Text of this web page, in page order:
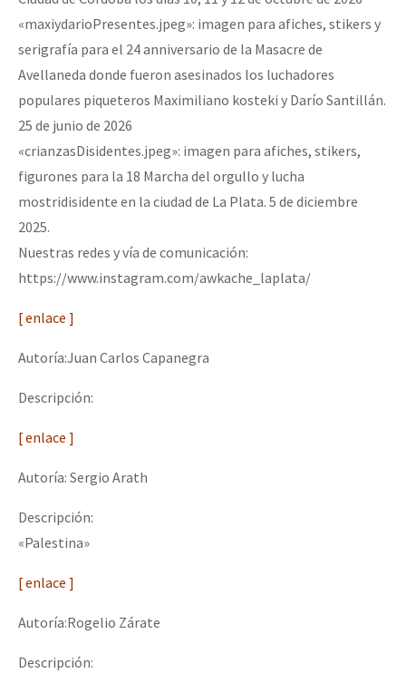
«maxiydarioPresentes.jpeg»: imagen para afiches, stikers y
serigrafía para el 24 anniversario de la Masacre de
Avellaneda donde fueron asesinados los luchadores
populares piqueteros Maximiliano kosteki y Darío Santillán.
25 de junio de 2026
«crianzasDisidentes.jpeg»: imagen para afiches, stikers,
figurones para la 18 Marcha del orgullo y lucha
mostridisidente en la ciudad de La Plata. 5 de diciembre
2025.
Nuestras redes y vía de comunicación:
https://www.instagram.com/awkache_laplata/
[ enlace ]
Autoría:Juan Carlos Capanegra
Descripción:
[ enlace ]
Autoría: Sergio Arath
Descripción:
«Palestina»
[ enlace ]
Autoría:Rogelio Zárate
Descripción: